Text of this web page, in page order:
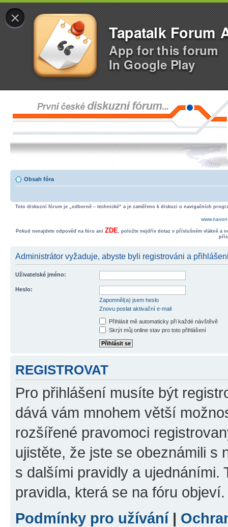
×
Tapatalk Forum
App for this forum
In Google Play
Obsah fóra
Toto diskuzní fórum je „odborně – technické“ a je zaměřeno k diskuzi o navigačních
Pokud nenajdete odpověď na fóru ani ZDE, položte nejdřív dotaz v příslušném vlákně a
Administrátor vyžaduje, abyste byli registrováni a
Uživatelské jméno:
Heslo:
Zapomněl(a) jsem heslo
Znovu poslat aktivační e-mail
Přihlásit mě automaticky při každé návštěvě
Skrýt můj online stav pro toto přihlášení
REGISTROVAT
Pro přihlášení musíte být
dává vám mnohem větší
rozšířené pravomoci
ujistěte, že jste se obeznámili s
s dalšími pravidly a ujednáními.
pravidla, která se na fóru objeví.
Podmínky pro užívání|